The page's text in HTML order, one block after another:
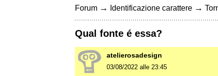
Forum → Identificazione carattere →
Qual fonte é essa?
atelierosadesign
03/08/2022 alle 23:45